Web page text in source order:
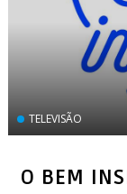
TELEVISÃO
O BEM